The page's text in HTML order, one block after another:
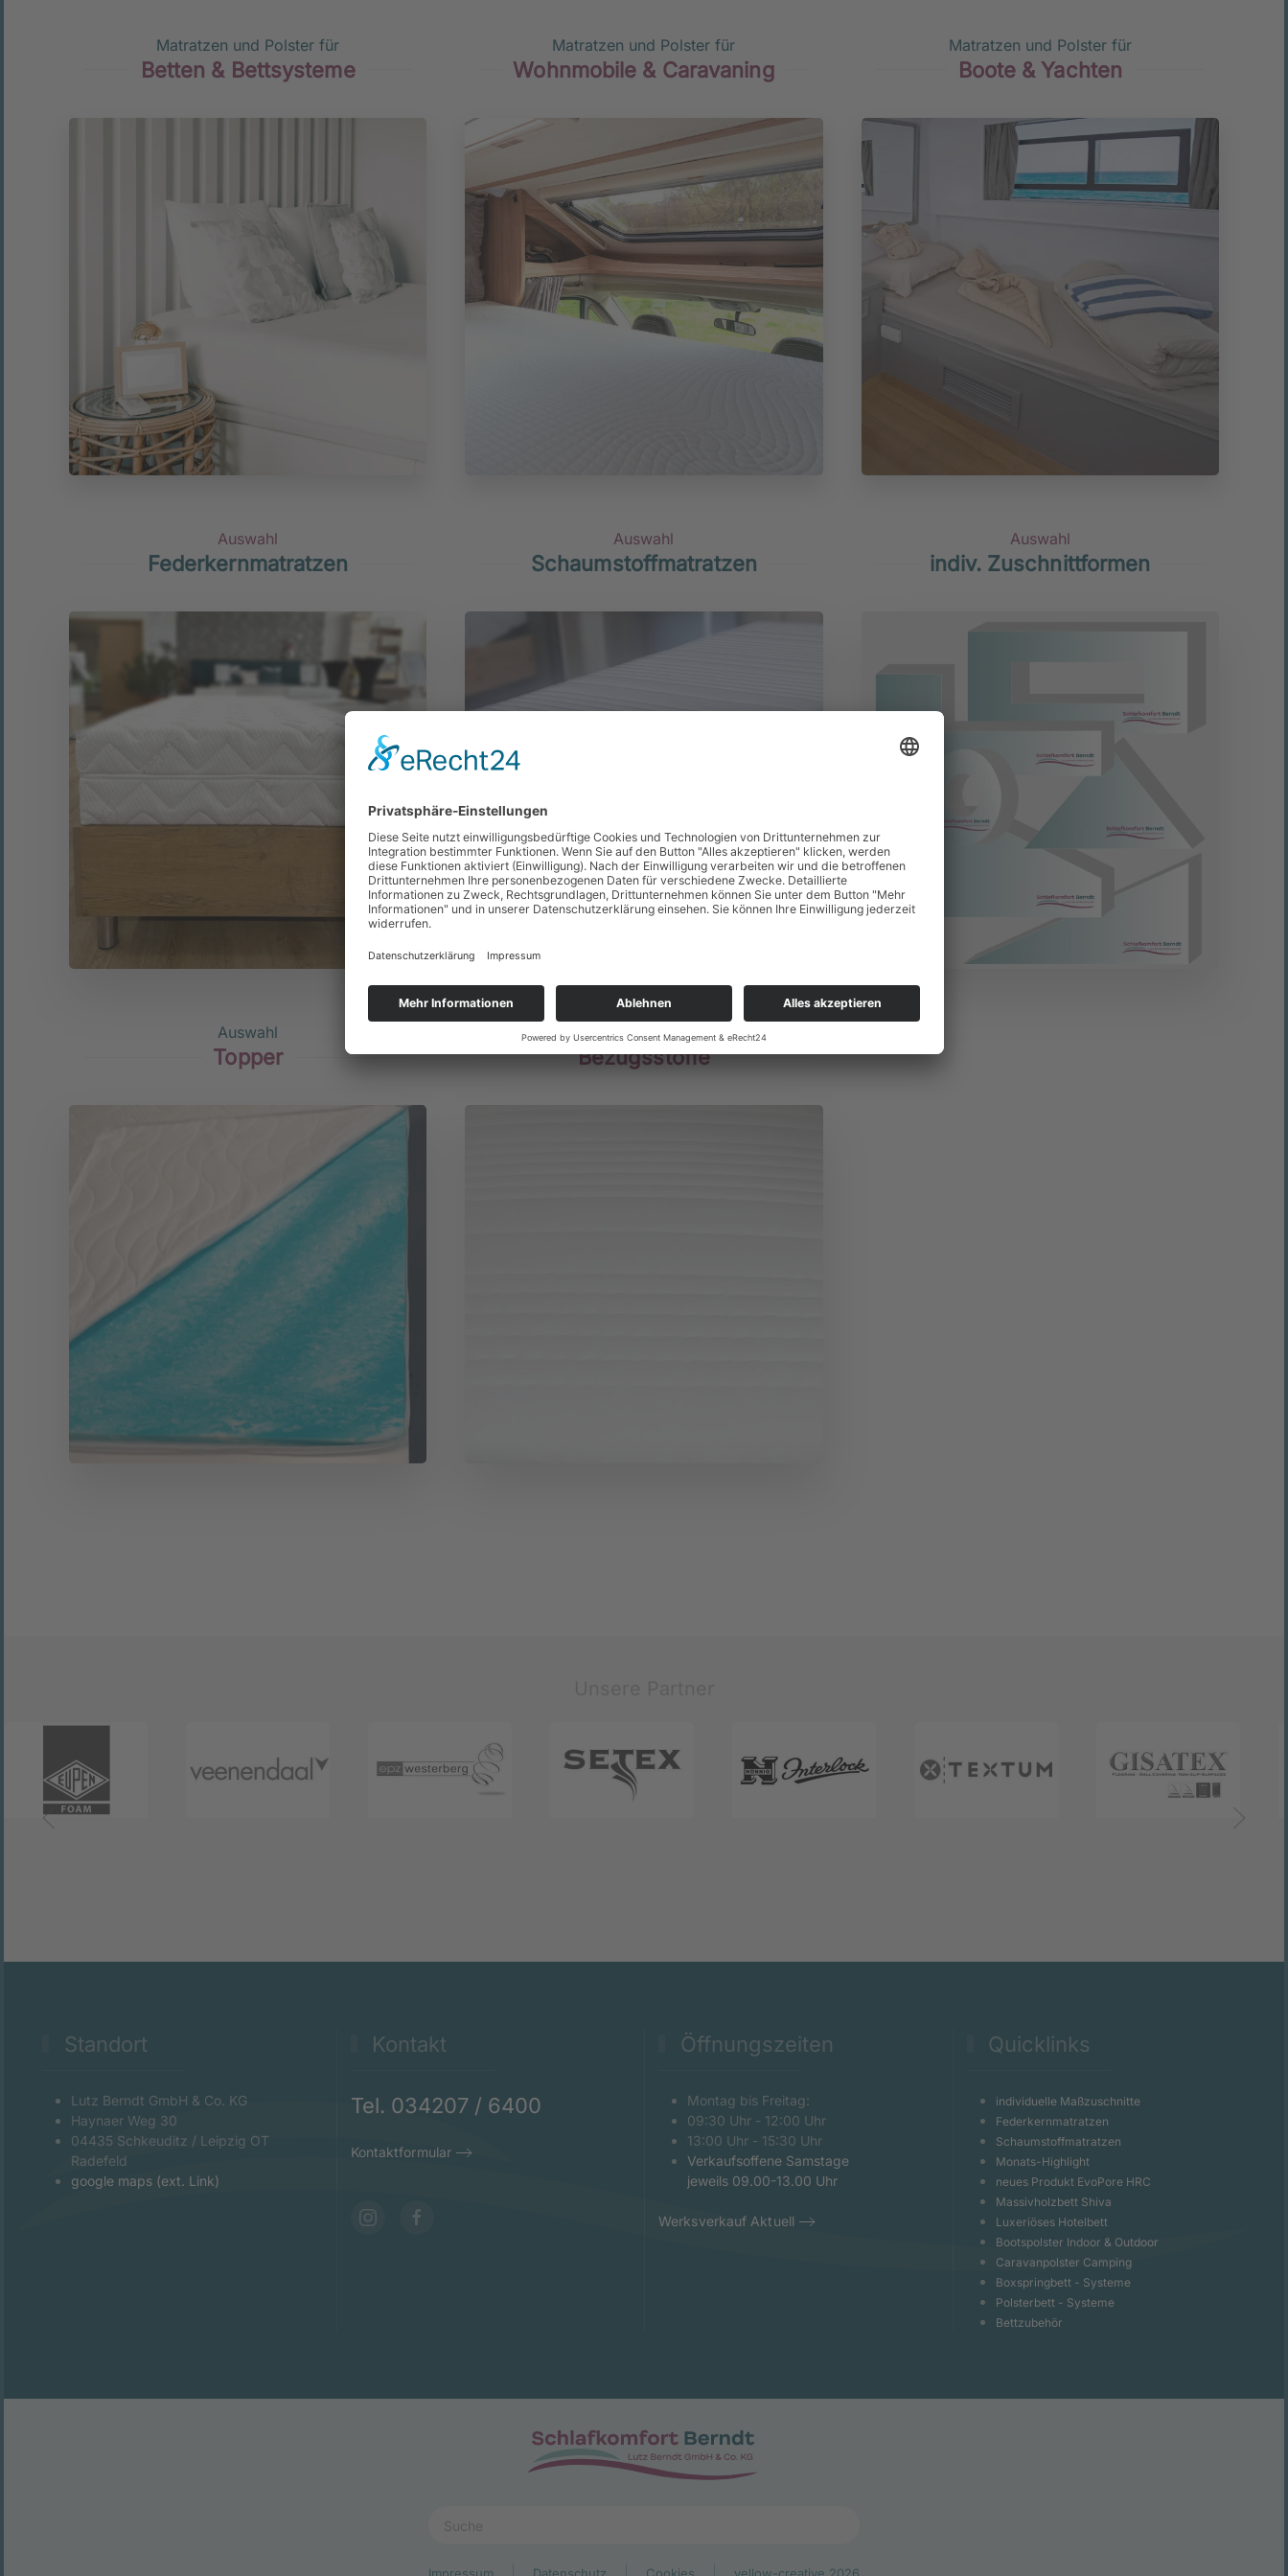
Matratzen und Polster für
Betten & Bettsysteme
Matratzen und Polster für
Wohnmobile & Caravaning
Matratzen und Polster für
Boote & Yachten
Auswahl
Federkernmatratzen
Auswahl
Schaumstoffmatratzen
Auswahl
indiv. Zuschnittformen
Auswahl
Topper
Auswahl
Bezugsstoffe
Standort
Lutz Berndt GmbH & Co. KG
Haynaer Weg 30
04435 Schkeuditz / Leipzig OT
Radefeld
google maps (ext. Link)
Kontakt
Tel. 034207 / 6400
Kontaktformular
Öffnungszeiten
Montag bis Freitag:
09:30 Uhr - 12:00 Uhr
13:00 Uhr - 15:30 Uhr
Verkaufsoffene Samstage
jeweils 09.00-13.00 Uhr
Werksverkauf Aktuell
Quicklinks
individuelle Maßzuschnitte
Federkernmatratzen
Schaumstoffmatratzen
Monats-Highlight
neues Produkt EvoPore HRC
Massivholzbett Shiva
Luxeriöses Hotelbett
Bootspolster Indoor & Outdoor
Caravanpolster Camping
Boxspringbett - Systeme
Polsterbett - Systeme
Bettzubehör